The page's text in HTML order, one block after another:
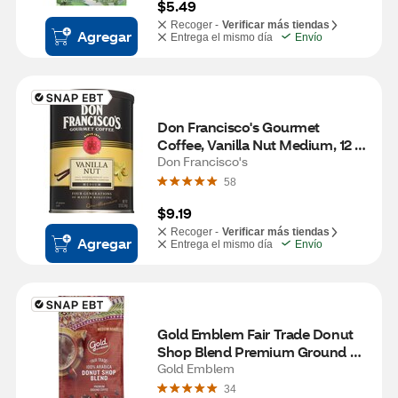
Agregar
$5.49
Recoger - Verificar más tiendas
Entrega el mismo día
Envío
Agregar
Don Francisco's Gourmet
Coffee, Vanilla Nut Medium, 12
oz
Don Francisco's
58
$9.19
Recoger - Verificar más tiendas
Entrega el mismo día
Envío
Gold Emblem Fair Trade Donut
Shop Blend Premium Ground
Coffee, 12 oz
Gold Emblem
34